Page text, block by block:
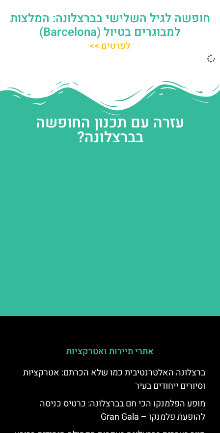
חופשה לגיל השלישי בברצלונה: המלצות
למבוגרים בטיול (Barcelona)
לפרטים >>
עזרה עם תכנון החופשה
בברצלונה?
אתרי תיירות ואטרקציות
ברצלונה האלטרנטיבית כמו שלא הכרתם: אטרקציות
וסיורים ייחודים בעיר
מופע הפלמנקו הכי חם בברצלונה: כרטיס כניסה
להופעת פלמנקו – Gran Gala